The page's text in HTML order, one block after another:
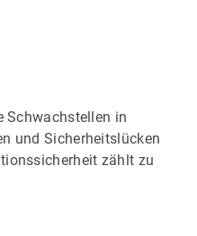
Schwachstellen in
und Sicherheitslücken
zählt zu